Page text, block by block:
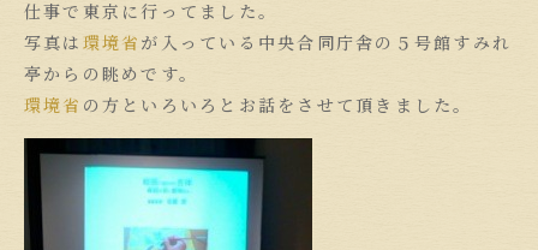
仕事で東京に行ってました。
写真は 環境省 が入っている中央合同庁舎の５号館すみれ
亭からの眺めです。
環境省 の方といろいろとお話をさせて頂きました。